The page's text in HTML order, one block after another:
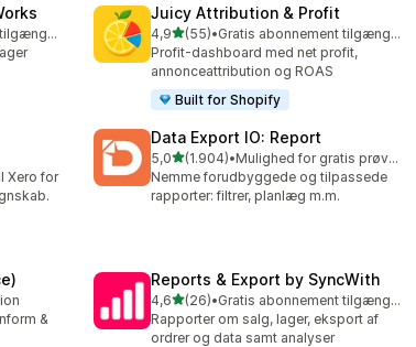
Gratis abonnement tilgængeligt
Juicy Attribution & Profit
4,9ud af 5 stjerner
(55)
55 anmeldelser i alt
•
Gratis abonnement tilgængeligt
Profit-dashboard med net profit,
annonceattribution og ROAS
Built for Shopify
Xero for
Data Export IO: Report
5,0ud af 5 stjerner
(1.904)
1904 anmeldelser i alt
•
Mulighed for gratis prøveperiode
Nemme forudbyggede og tilpassede
rapporter: filtrer, planlæg m.m.
&
Reports & Export by SyncWith
4,6ud af 5 stjerner
(26)
26 anmeldelser i alt
•
Gratis abonnement tilgængeligt
Rapporter om salg, lager, eksport af
ordrer og data samt analyser